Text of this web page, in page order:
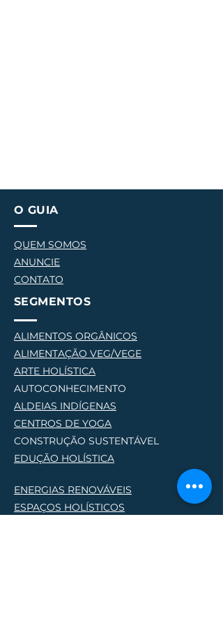
O GUIA
QUEM SOMOS
ANUNCIE
CONTATO
SEGMENTOS
ALIMENTOS ORGÂNICOS
ALIMENTAÇÃO VEG/VEGE
ARTE HOLÍSTICA
AUTOCONHECIMENTO
ALDEIAS INDÍGENAS
CENTROS DE YOGA
CONSTRUÇÃO SUSTENTÁVEL
EDUÇÃO HOLÍSTICA
ENERGIAS RENOVÁVEIS
ESPAÇOS HOLÍSTICOS